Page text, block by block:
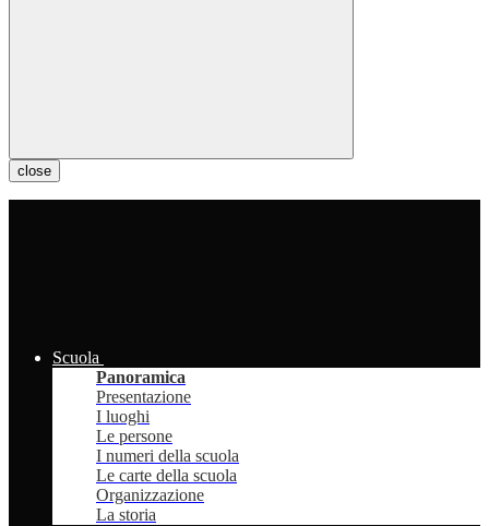
close
Scuola
Panoramica
Presentazione
I luoghi
Le persone
I numeri della scuola
Le carte della scuola
Organizzazione
La storia